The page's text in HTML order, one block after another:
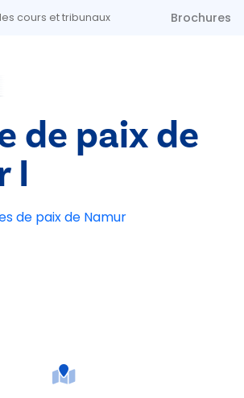
cours et tribunaux Brochures
de paix de
I
de paix de Namur